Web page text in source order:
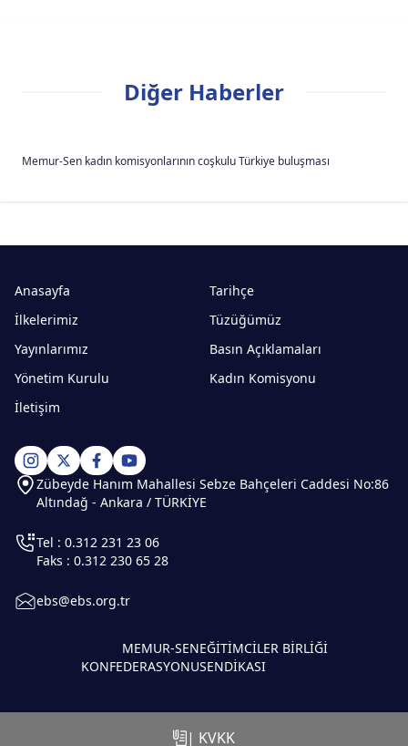
Diğer Haberler
Memur-Sen kadın komisyonlarının coşkulu Türkiye buluşması
Anasayfa
Tarihçe
İlkelerimiz
Tüzüğümüz
Yayınlarımız
Basın Açıklamaları
Yönetim Kurulu
Kadın Komisyonu
İletişim
MEMUR-SEN
KONFEDERASYONU
EĞİTİMCİLER BİRLİĞİ
SENDİKASI
Zübeyde Hanım Mahallesi Sebze Bahçeleri Caddesi No:86
Altındağ - Ankara / TÜRKİYE
Tel : 0.312 231 23 06
Faks : 0.312 230 65 28
ebs@ebs.org.tr
| KVKK